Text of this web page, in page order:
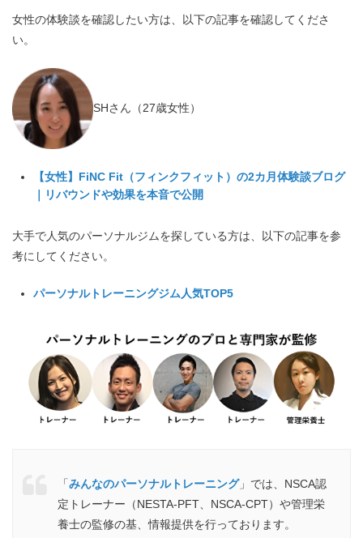
女性の体験談を確認したい方は、以下の記事を確認してくださ
い。
SHさん（27歳女性）
【女性】FiNC Fit（フィンクフィット）の2カ月体験談ブログ
｜リバウンドや効果を本音で公開
大手で人気のパーソナルジムを探している方は、以下の記事を参
考にしてください。
パーソナルトレーニングジム人気TOP5
「みんなのパーソナルトレーニング」では、NSCA認
定トレーナー（NESTA-PFT、NSCA-CPT）や管理栄
養士の監修の基、情報提供を行っております。